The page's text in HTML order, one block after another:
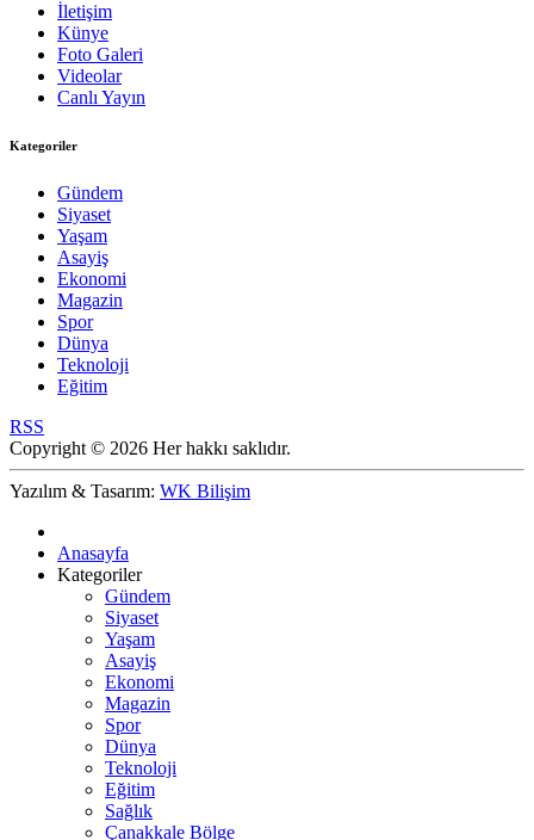
İletişim
Künye
Foto Galeri
Videolar
Canlı Yayın
Kategoriler
Gündem
Siyaset
Yaşam
Asayiş
Ekonomi
Magazin
Spor
Dünya
Teknoloji
Eğitim
RSS
Copyright © 2026 Her hakkı saklıdır.
Yazılım & Tasarım: WK Bilişim
Anasayfa
Kategoriler
Gündem
Siyaset
Yaşam
Asayiş
Ekonomi
Magazin
Spor
Dünya
Teknoloji
Eğitim
Sağlık
Çanakkale Bölge